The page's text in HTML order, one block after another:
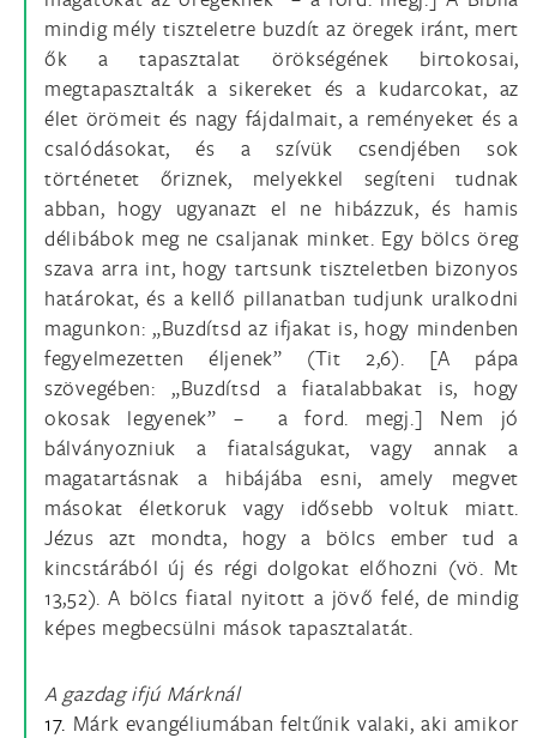
mindig mély tiszteletre buzdít az öregek iránt, mert
ők a tapasztalat örökségének birtokosai,
megtapasztalták a sikereket és a kudarcokat, az
élet örömeit és nagy fájdalmait, a reményeket és a
csalódásokat, és a szívük csendjében sok
történetet őriznek, melyekkel segíteni tudnak
abban, hogy ugyanazt el ne hibázzuk, és hamis
délibábok meg ne csaljanak minket. Egy bölcs öreg
szava arra int, hogy tartsunk tiszteletben bizonyos
határokat, és a kellő pillanatban tudjunk uralkodni
magunkon: „Buzdítsd az ifjakat is, hogy mindenben
fegyelmezetten éljenek” (Tit 2,6). [A pápa
szövegében: „Buzdítsd a fiatalabbakat is, hogy
okosak legyenek” – a ford. megj.] Nem jó
bálványozniuk a fiatalságukat, vagy annak a
magatartásnak a hibájába esni, amely megvet
másokat életkoruk vagy idősebb voltuk miatt.
Jézus azt mondta, hogy a bölcs ember tud a
kincstárából új és régi dolgokat előhozni (vö. Mt
13,52). A bölcs fiatal nyitott a jövő felé, de mindig
képes megbecsülni mások tapasztalatát.
A gazdag ifjú Márknál
17. Márk evangéliumában feltűnik valaki, aki amikor